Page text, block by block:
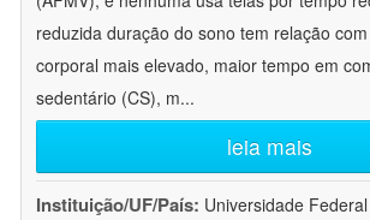
reduzida duração do sono tem relação
corporal mais elevado, maior tempo em
sedentário (CS), m...
leia mais
Instituição/UF/País: Universidade